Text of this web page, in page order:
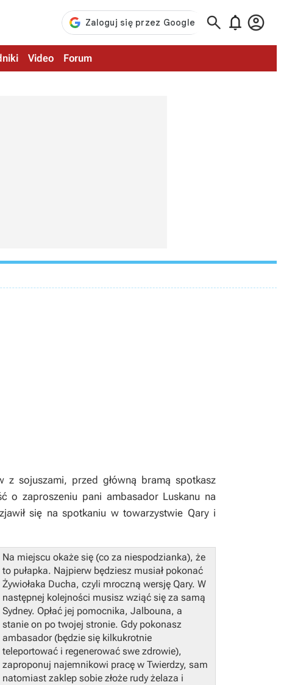
  
Video Forum
sojuszami, przed główną bramą spotkasz
o zaproszeniu pani ambasador Luskanu na
się na spotkaniu w towarzystwie Qary i
Na miejscu okaże się (co za niespodzianka), że
to pułapka. Najpierw będziesz musiał pokonać
Żywiołaka Ducha, czyli mroczną wersję Qary. W
następnej kolejności musisz wziąć się za samą
Sydney. Opłać jej pomocnika, Jalbouna, a
stanie on po twojej stronie. Gdy pokonasz
ambasador (będzie się kilkukrotnie
teleportować i regenerować swe zdrowie),
zaproponuj najemnikowi pracę w Twierdzy, sam
natomiast zaklep sobie złoże rudy żelaza i